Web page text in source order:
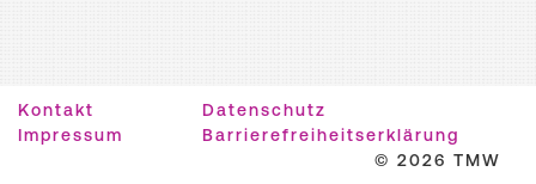
Kontakt
Datenschutz
Impressum
Barrierefreiheitserklärung
© 2026 TMW